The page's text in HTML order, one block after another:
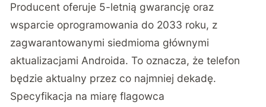
Producent oferuje 5-letnią gwarancję oraz
wsparcie oprogramowania do 2033 roku, z
zagwarantowanymi siedmioma głównymi
aktualizacjami Androida. To oznacza, że telefon
będzie aktualny przez co najmniej dekadę.
Specyfikacja na miarę flagowca